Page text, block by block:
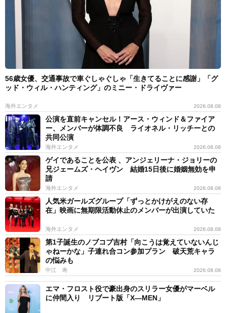
56歳女優、交通事故で車ぐしゃぐしゃ「生きてることに感謝」「グ
ッド・ウィル・ハンティング」のミニー・ドライヴァー
海外エンタメ 2026.08.08
公演を直前キャンセル！アース・ウィンド＆ファイア
ー、メンバーが体調不良 ライオネル・リッチーとの
共同公演
海外エンタメ 2026.08.08
ゲイであることを公表 、アンジェリーナ・ジョリーの
兄ジェームズ・ヘイヴン 結婚15日後に婚姻無効を申
請
海外エンタメ 2026.08.08
人気米ガールズグループ「ずっとかけがえのない存
在」映画に無期限活動休止のメンバーが出演していた
海外エンタメ 2026.08.08
第1子誕生のノブコブ吉村「向こうは覚えていないんじ
ゃねーかな」子連れ合コン参加プラン 破天荒キャラ
の悩みも
中江 寿 2026.08.08
エマ・フロスト役で豪出身のスリラー女優がマーベル
に仲間入り リブート版「X―MEN」